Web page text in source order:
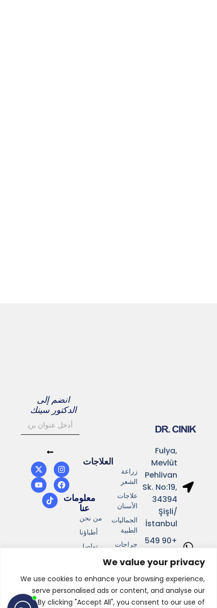
We value your privacy
We use cookies to enhance your browsing experience,
serve personalised ads or content, and analyse our
traffic. By clicking "Accept All", you consent to our use of
Fulya,
Mevlüt
Pehlivan
Sk. No:19,
34394
Şişli/
İstanbul
+90 549
Info@drcinik.com
معلومات
عنا
من نحن
أطباؤنا
تواصل
العلاجات
زراعة
الشعر
علاجات
الأسنان
الجماليات
الطبية
جراحات
انضم إلى
الدكتور سينك